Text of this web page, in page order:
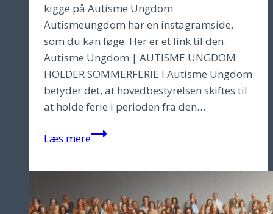
kigge på Autisme Ungdom
Autismeungdom har en instagramside,
som du kan føge. Her er et link til den.
Autisme Ungdom | AUTISME UNGDOM
HOLDER SOMMERFERIE I Autisme Ungdom
betyder det, at hovedbestyrelsen skiftes til
at holde ferie i perioden fra den…
Læs mereSomerferie